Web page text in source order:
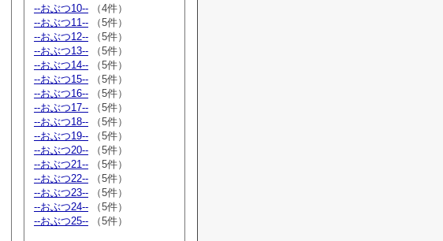
--おぶつ10-- （4件）
--おぶつ11-- （5件）
--おぶつ12-- （5件）
--おぶつ13-- （5件）
--おぶつ14-- （5件）
--おぶつ15-- （5件）
--おぶつ16-- （5件）
--おぶつ17-- （5件）
--おぶつ18-- （5件）
--おぶつ19-- （5件）
--おぶつ20-- （5件）
--おぶつ21-- （5件）
--おぶつ22-- （5件）
--おぶつ23-- （5件）
--おぶつ24-- （5件）
--おぶつ25-- （5件）